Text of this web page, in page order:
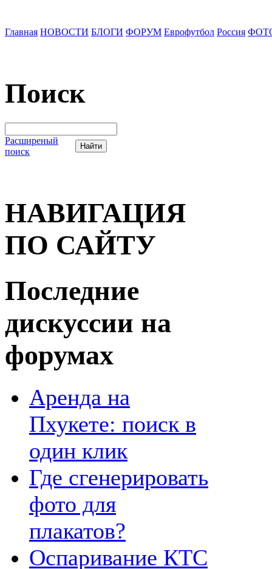
Главная НОВОСТИ БЛОГИ ФОРУМ Еврофутбол Россия
Поиск
Расширеный
поиск
НАВИГАЦИЯ
ПО САЙТУ
Последние
дискуссии на
форумах
Аренда на
Пхукете: поиск в
один клик
Где сгенерировать
фото для
плакатов?
Оспаривание КТС